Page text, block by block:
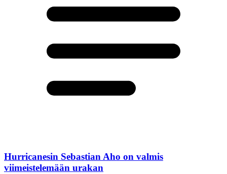
Hurricanesin Sebastian Aho on valmis
viimeistelemään urakan